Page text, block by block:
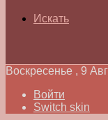
Искать
Воскресенье , 9
Войти
Switch skin